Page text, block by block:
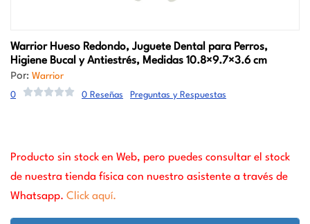
WarriorHueso Redondo, Juguete Dental para Perros,
Higiene Bucal y Antiestrés, Medidas 10.8×9.7×3.6 cm
Por: Warrior
0 0 Reseñas Preguntas y Respuestas
Producto sin stock en Web, pero puedes consultar el stock
de nuestra tienda física con nuestro asistente a través de
Whatsapp. Click aquí.